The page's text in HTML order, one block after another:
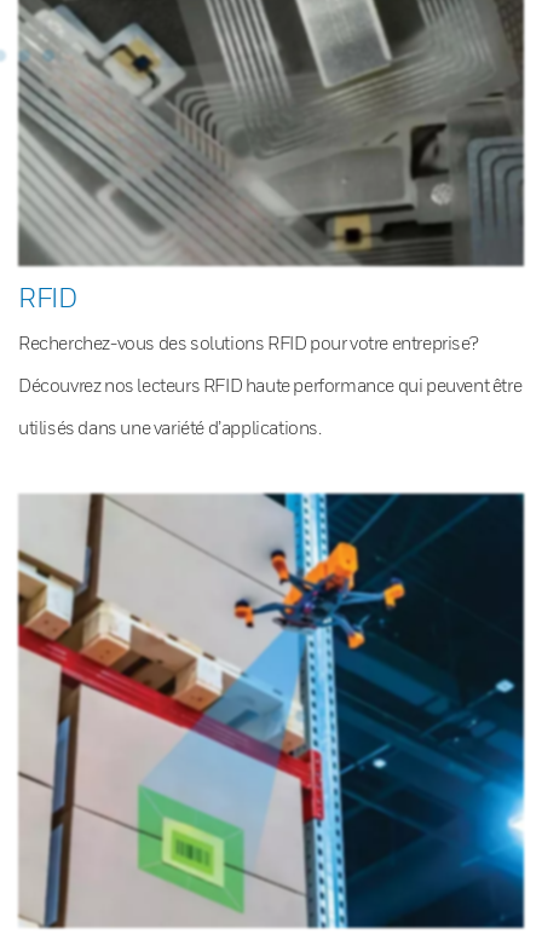
RFID
Recherchez-vous des solutions RFID pour votre entreprise?
Découvrez nos lecteurs RFID haute performance qui peuvent être
utilisés dans une variété d’applications.